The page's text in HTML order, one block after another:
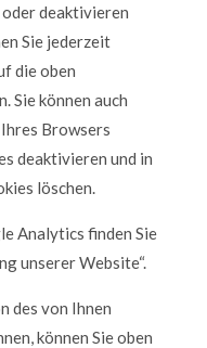
deaktivieren
Sie jederzeit
die oben
Sie können auch
Browsers
deaktivieren und in
löschen.
Analytics finden Sie
unserer Website“.
des von Ihnen
können Sie oben